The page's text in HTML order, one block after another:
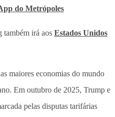
do Metrópoles
também irá aos Estados Unidos
maiores economias do mundo
Em outubro de 2025, Trump e
pelas disputas tarifárias